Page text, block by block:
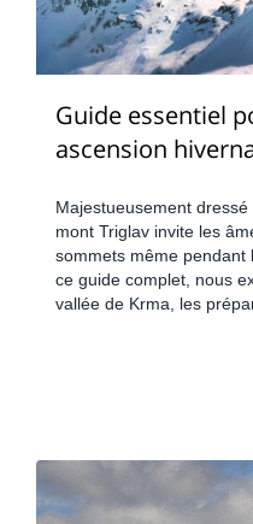
Guide essentiel
ascension
Majestueusement
mont Triglav invite les
sommets même pendant
ce guide complet, nous
vallée de Krma, les